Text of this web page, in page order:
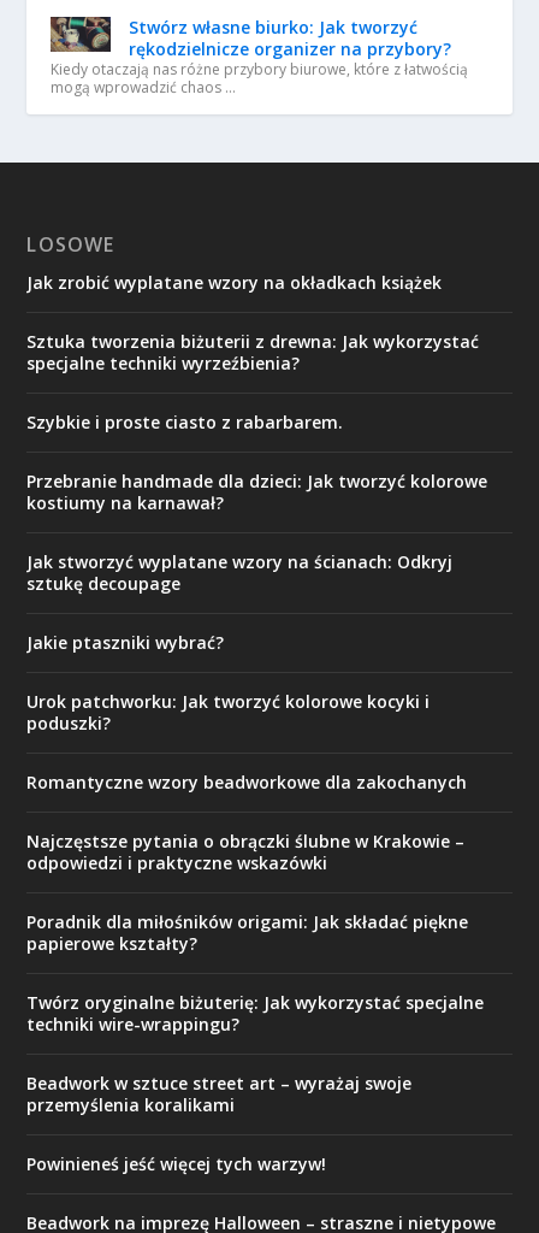
Stwórz własne biurko: Jak tworzyć
rękodzielnicze organizer na przybory?
Kiedy otaczają nas różne przybory biurowe, które z łatwością
mogą wprowadzić chaos …
LOSOWE
Jak zrobić wyplatane wzory na okładkach książek
Sztuka tworzenia biżuterii z drewna: Jak wykorzystać
specjalne techniki wyrzeźbienia?
Szybkie i proste ciasto z rabarbarem.
Przebranie handmade dla dzieci: Jak tworzyć kolorowe
kostiumy na karnawał?
Jak stworzyć wyplatane wzory na ścianach: Odkryj
sztukę decoupage
Jakie ptaszniki wybrać?
Urok patchworku: Jak tworzyć kolorowe kocyki i
poduszki?
Romantyczne wzory beadworkowe dla zakochanych
Najczęstsze pytania o obrączki ślubne w Krakowie –
odpowiedzi i praktyczne wskazówki
Poradnik dla miłośników origami: Jak składać piękne
papierowe kształty?
Twórz oryginalne biżuterię: Jak wykorzystać specjalne
techniki wire-wrappingu?
Beadwork w sztuce street art – wyrażaj swoje
przemyślenia koralikami
Powinieneś jeść więcej tych warzyw!
Beadwork na imprezę Halloween – straszne i nietypowe